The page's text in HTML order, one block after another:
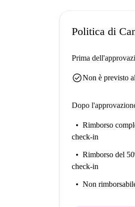
la Virgen del Pilar,
del cinema
Attività ricreative
Centri ricreativi:
Parchi e giardini :
Politica di
Prima
check_circleNon è previsto
Dopo
Rimborso
check-in
Rimborso del
check-in
Non